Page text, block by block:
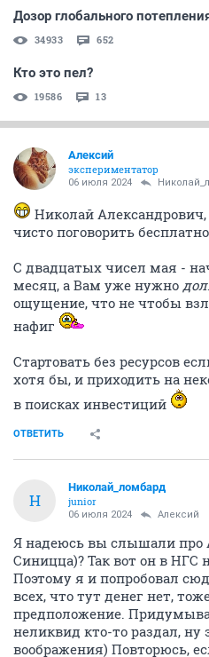
Дозор глобального
34933 652
Кто это пел?
19586 13
Алексий
экспериментатор
06 июля 2024
Николай Александрович,
чисто поговорить
С двадцатых чисел мая -
месяц, а Вам уже нужно
ощущение, что не чтобы
нафиг
Стартовать без ресурсов
хотя бы, и приходить на
в поисках инвестиций
ОТВЕТИТЬ
Н
Николай_ломбард
junior
06 июля 2024 Алексий
Я надеюсь вы слышали про
Синицца)? Так вот он в НГС
Поэтому я и попробовал
всех, что тут денег нет,
предположение.
неликвид кто-то раздал, ну
воображения) Повторюсь,